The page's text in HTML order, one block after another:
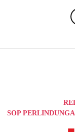
SOP